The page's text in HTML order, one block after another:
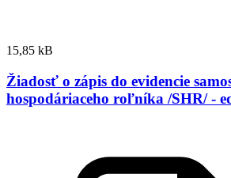
15,85 kB
Žiadosť o zápis do evidencie
hospodáriaceho roľníka /SHR/ -